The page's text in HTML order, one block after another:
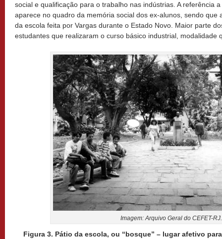
social e qualificação para o trabalho nas indústrias. A referência
aparece no quadro da memória social dos ex-alunos, sendo que
da escola feita por Vargas durante o Estado Novo. Maior parte
estudantes que realizaram o curso básico industrial, modalidade
Imagem: Arquivo Geral do CEFET-RJ.
Figura 3. Pátio da escola, ou “bosque” – lugar afetivo